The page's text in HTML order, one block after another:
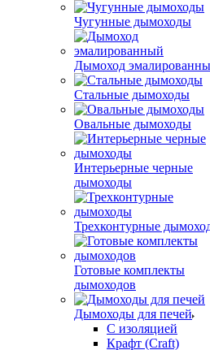
Чугунные дымоходы
Дымоход
Стальные дымоходы
Овальные дымоходы
Интерьерные черные
дымоходы
Трехконтурные
Готовые комплекты
дымоходов
Дымоходы для печей
С изоляцией
Крафт (Craft)